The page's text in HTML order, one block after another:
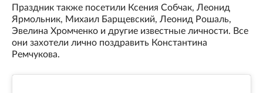
Праздник также посетили Ксения Собчак, Леонид
Ярмольник, Михаил Барщевский, Леонид Рошаль,
Эвелина Хромченко и другие известные личности. Все
они захотели лично поздравить Константина
Ремчукова.